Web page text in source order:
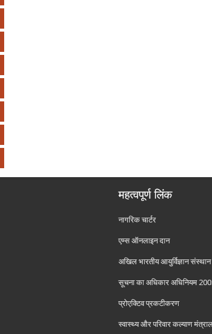
महत्वपूर्ण लिंक
नागरिक चार्टर
एम्स ऑनलाइन दान
अखिल भारतीय आयुर्विज्ञान
सूचना का अधिकार अधिनियम
प्रोएक्टिव प्रकटीकरण
स्वास्थ्य और परिवार कल्याण